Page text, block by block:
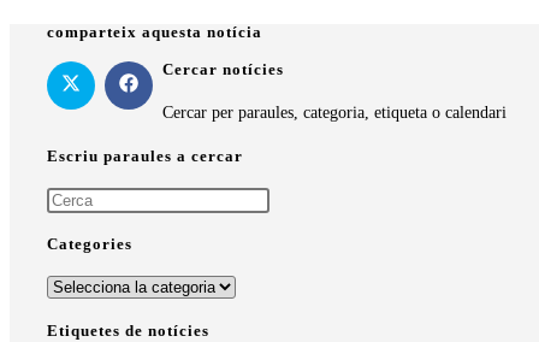
comparteix aquesta notícia
Cercar notícies
Cercar per paraules, categoria, etiqueta o calendari
Escriu paraules a cercar
Categories
Etiquetes de notícies